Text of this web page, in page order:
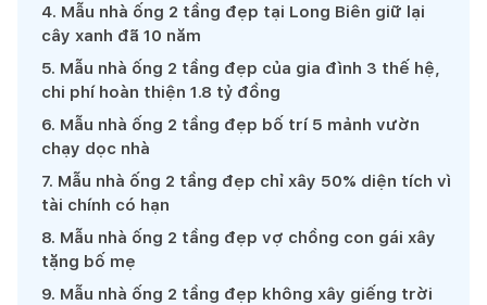
4. Mẫu nhà ống 2 tầng đẹp tại Long Biên giữ lại
cây xanh đã 10 năm
5. Mẫu nhà ống 2 tầng đẹp của gia đình 3 thế hệ,
chi phí hoàn thiện 1.8 tỷ đồng
6. Mẫu nhà ống 2 tầng đẹp bố trí 5 mảnh vườn
chạy dọc nhà
7. Mẫu nhà ống 2 tầng đẹp chỉ xây 50% diện tích vì
tài chính có hạn
8. Mẫu nhà ống 2 tầng đẹp vợ chồng con gái xây
tặng bố mẹ
9. Mẫu nhà ống 2 tầng đẹp không xây giếng trời